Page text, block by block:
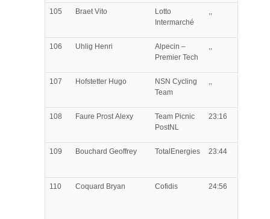
105 BraetVito
Lotto
Intermarché
,,
106 Uhlig Henri
Alpecin –
Premier Tech
,,
107 Hofstetter Hugo
NSN Cycling
Team
,,
108 Faure ProstAlexy
Team Picnic
PostNL
23:16
109 Bouchard Geoffrey TotalEnergies 23:44
110 Coquard Bryan Cofidis 24:56